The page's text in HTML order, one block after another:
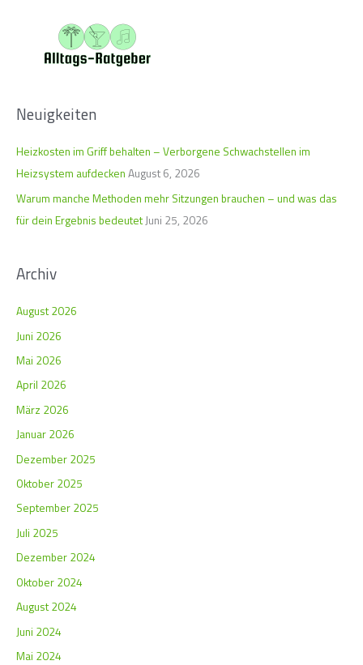
a
c
h
Neuigkeiten
Heizkosten im Griff behalten – Verborgene Schwachstellen im
Heizsystem aufdecken August 6, 2026
Warum manche Methoden mehr Sitzungen brauchen – und was das
für dein Ergebnis bedeutet Juni 25, 2026
Archiv
August 2026
Juni 2026
Mai 2026
April 2026
März 2026
Januar 2026
Dezember 2025
Oktober 2025
September 2025
Juli 2025
Dezember 2024
Oktober 2024
August 2024
Juni 2024
Mai 2024